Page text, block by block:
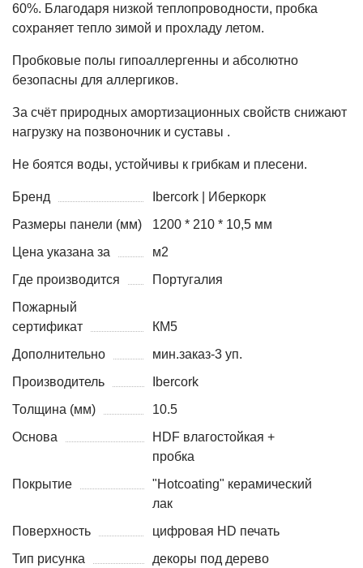
60%. Благодаря низкой теплопроводности, пробка
сохраняет тепло зимой и прохладу летом.
Пробковые полы гипоаллергенны и абсолютно
безопасны для аллергиков.
За счёт природных амортизационных свойств снижают
нагрузку на позвоночник и суставы .
Не боятся воды, устойчивы к грибкам и плесени.
Бренд
Ibercork | Иберкорк
Размеры панели (мм)
1200 * 210 * 10,5 мм
Цена указана за
м2
Где производится
Португалия
Пожарный
сертификат
КМ5
Дополнительно
мин.заказ-3 уп.
Производитель
Ibercork
Толщина (мм)
10.5
Основа
HDF влагостойкая +
пробка
Покрытие
"Hotcoating" керамический
лак
Поверхность
цифровая HD печать
Тип рисунка
декоры под дерево